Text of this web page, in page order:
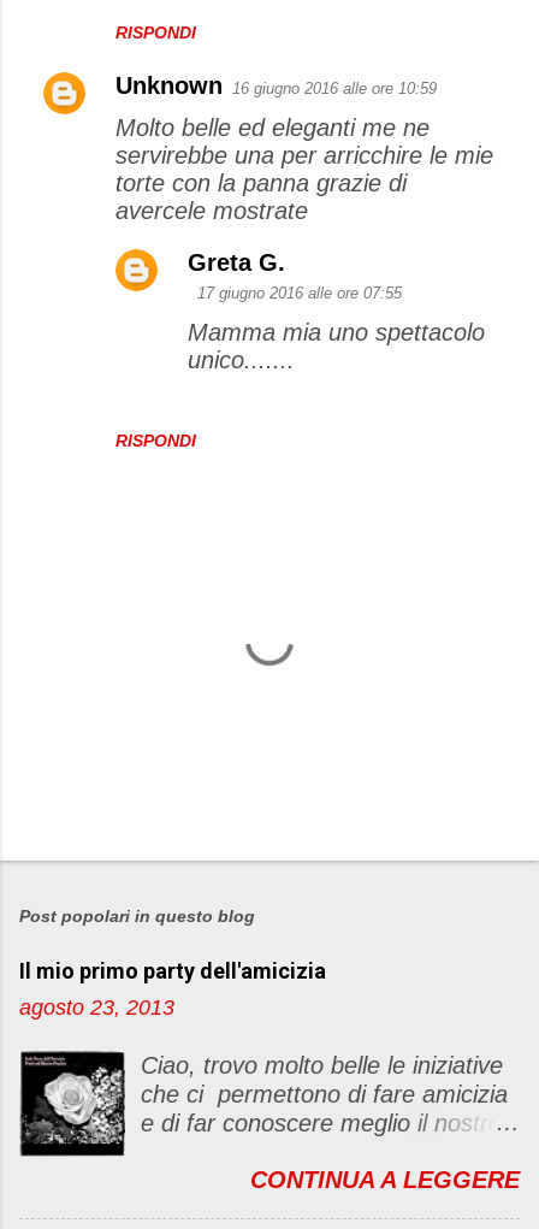
RISPONDI
Unknown 16 giugno 2016 alle ore 10:59
Molto belle ed eleganti me ne
servirebbe una per arricchire le mie
torte con la panna grazie di
avercele mostrate
RISPONDI
Greta G.
17 giugno 2016 alle ore 07:55
Mamma mia uno spettacolo
unico.......
P
s
a
u
c
o
m
m
t
Post popolari in questo blog
Il mio primo party dell'amicizia
agosto 23, 2013
Ciao, trovo molto belle le iniziative
che ci permettono di fare amicizia
e di far conoscere meglio il nostro
un "party" dell'amicizia .... Mi
CONTINUA A LEGGERE